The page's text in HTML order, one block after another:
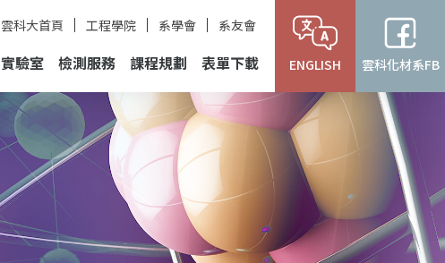
雲科大首頁 工程學院 系學會 系友會
實驗室 檢測服務 課程規劃 表單下載 ENGLISH 雲科化材系FB